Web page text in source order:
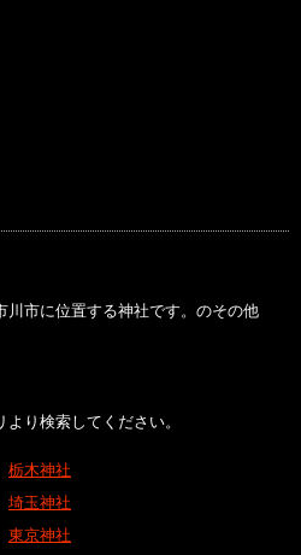
川市に位置する神社です。のその他
り検索してください。
栃木神社
埼玉神社
東京神社